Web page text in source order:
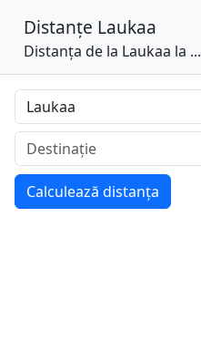
Distanțe Laukaa
Distanța de la Laukaa la ...
Calculează distanța